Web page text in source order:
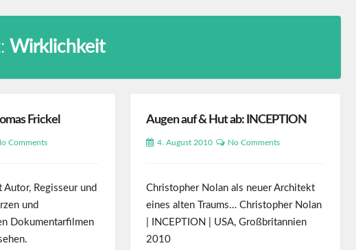
Wirklichkeit
Frickel
Comments
Regisseur und
und
Dokumentarfilmen
Augen auf & Hut ab: INCEPTION
4. August 2010 No Comments
Christopher Nolan als neuer Architekt
eines alten Traums… Christopher Nolan
| INCEPTION | USA, Großbritannien
2010